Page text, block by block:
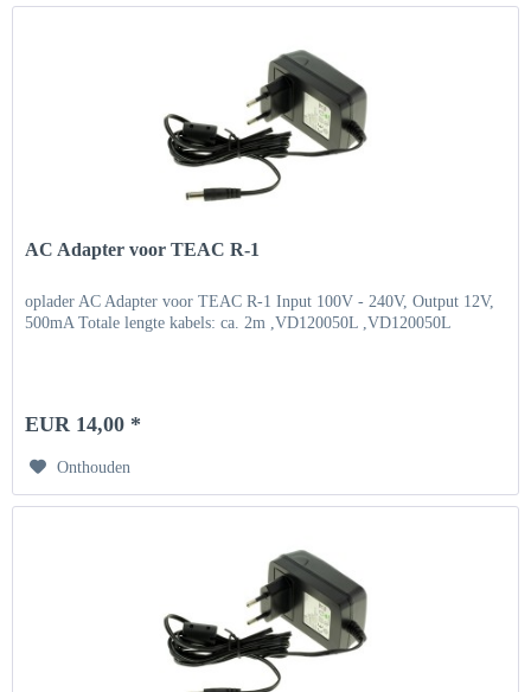
AC Adapter voor TEAC R-1
oplader AC Adapter voor TEAC R-1 Input 100V - 240V, Output 12V,
500mA Totale lengte kabels: ca. 2m ,VD120050L ,VD120050L
EUR 14,00 *
Onthouden